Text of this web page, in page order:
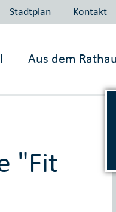
Stadtplan Kontakt
Aus dem
"Fit